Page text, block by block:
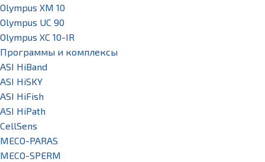
Olympus XM 10
Olympus UC 90
Olympus XC 10-IR
Программы и комплексы
ASI HiBand
ASI HiSKY
ASI HiFish
ASI HiPath
CellSens
MECO-PARAS
MECO-SPERM